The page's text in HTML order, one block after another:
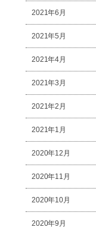
2021年6月
2021年5月
2021年4月
2021年3月
2021年2月
2021年1月
2020年12月
2020年11月
2020年10月
2020年9月